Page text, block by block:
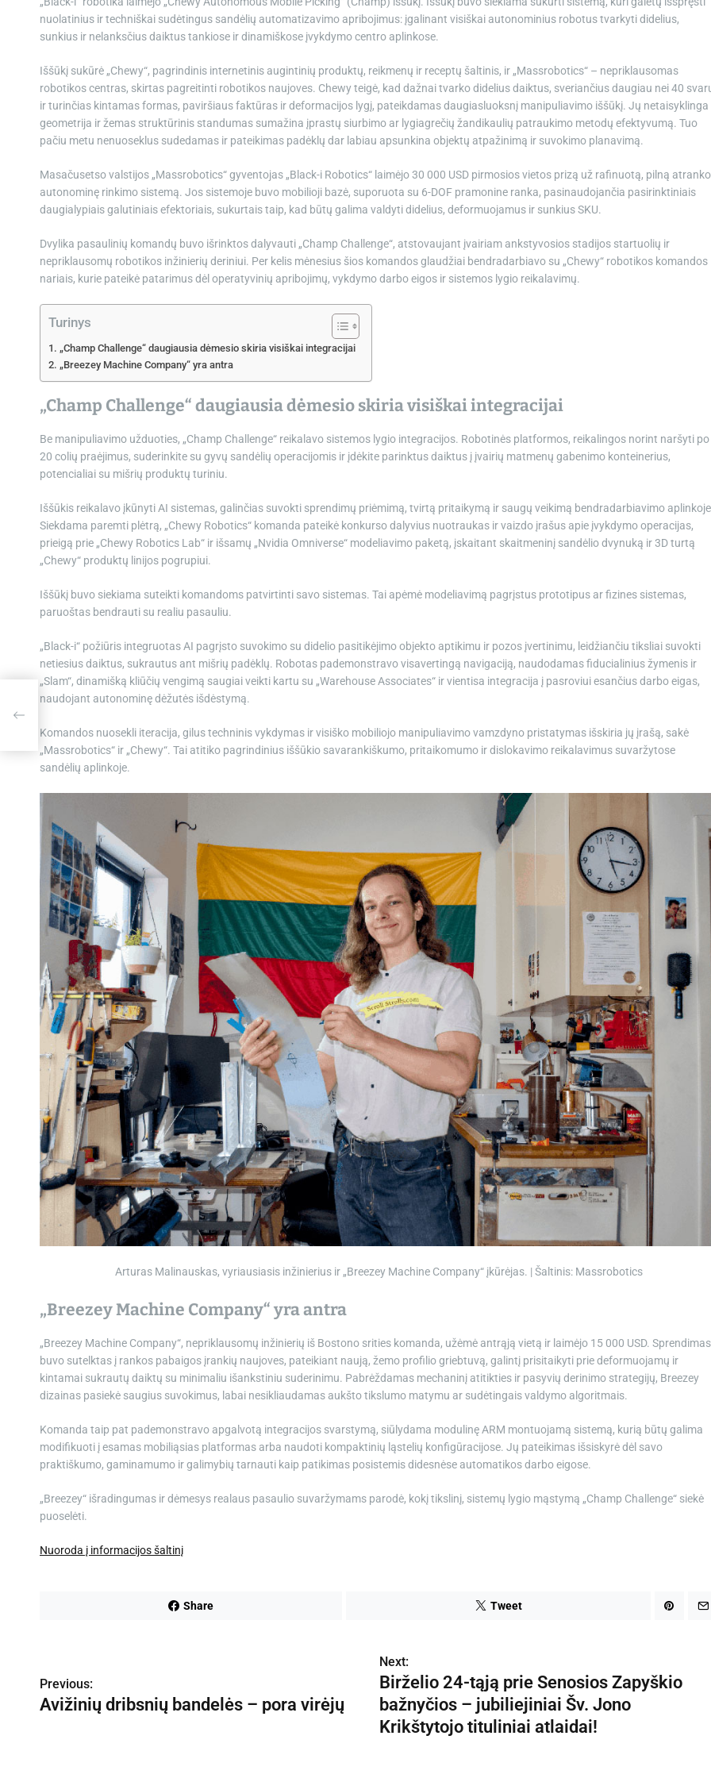
nuolatinius ir techniškai sudėtingus sandėlių automatizavimo apribojimus: įgalinant visiškai autonominius robotus tvarkyti didelius,
sunkius ir nelanksčius daiktus tankiose ir dinamiškose įvykdymo centro aplinkose.
Iššūkį sukūrė „Chewy“, pagrindinis internetinis augintinių produktų, reikmenų ir receptų šaltinis, ir „Massrobotics“ – nepriklausomas
robotikos centras, skirtas pagreitinti robotikos naujoves. Chewy teigė, kad dažnai tvarko didelius daiktus, sveriančius daugiau nei 40
ir turinčias kintamas formas, paviršiaus faktūras ir deformacijos lygį, pateikdamas daugiasluoksnį manipuliavimo iššūkį. Jų netaisyklinga
geometrija ir žemas struktūrinis standumas sumažina įprastų siurbimo ar lygiagrečių žandikaulių patraukimo metodų efektyvumą. Tuo
pačiu metu nenuoseklus sudedamas ir pateikimas padėklų dar labiau apsunkina objektų atpažinimą ir suvokimo planavimą.
Masačusetso valstijos „Massrobotics“ gyventojas „Black-i Robotics“ laimėjo 30 000 USD pirmosios vietos prizą už rafinuotą, pilną
autonominę rinkimo sistemą. Jos sistemoje buvo mobilioji bazė, suporuota su 6-DOF pramonine ranka, pasinaudojančia pasirinktiniais
daugialypiais galutiniais efektoriais, sukurtais taip, kad būtų galima valdyti didelius, deformuojamus ir sunkius SKU.
Dvylika pasaulinių komandų buvo išrinktos dalyvauti „Champ Challenge“, atstovaujant įvairiam ankstyvosios stadijos startuolių ir
nepriklausomų robotikos inžinierių deriniui. Per kelis mėnesius šios komandos glaudžiai bendradarbiavo su „Chewy“ robotikos komandos
nariais, kurie pateikė patarimus dėl operatyvinių apribojimų, vykdymo darbo eigos ir sistemos lygio reikalavimų.
Turinys
„Champ Challenge“ daugiausia dėmesio skiria visiškai integracijai
„Breezey Machine Company“ yra antra
„Champ Challenge“ daugiausia dėmesio skiria visiškai integracijai
Be manipuliavimo užduoties, „Champ Challenge“ reikalavo sistemos lygio integracijos. Robotinės platformos, reikalingos norint naršyti po
20 colių praėjimus, suderinkite su gyvų sandėlių operacijomis ir įdėkite parinktus daiktus į įvairių matmenų gabenimo konteinerius,
potencialiai su mišrių produktų turiniu.
Iššūkis reikalavo įkūnyti AI sistemas, galinčias suvokti sprendimų priėmimą, tvirtą pritaikymą ir saugų veikimą bendradarbiavimo
Siekdama paremti plėtrą, „Chewy Robotics“ komanda pateikė konkurso dalyvius nuotraukas ir vaizdo įrašus apie įvykdymo operacijas,
prieigą prie „Chewy Robotics Lab“ ir išsamų „Nvidia Omniverse“ modeliavimo paketą, įskaitant skaitmeninį sandėlio dvynuką ir 3D turtą
„Chewy“ produktų linijos pogrupiui.
Iššūkį buvo siekiama suteikti komandoms patvirtinti savo sistemas. Tai apėmė modeliavimą pagrįstus prototipus ar fizines sistemas,
paruoštas bendrauti su realiu pasauliu.
„Black-i“ požiūris integruotas AI pagrįsto suvokimo su didelio pasitikėjimo objekto aptikimu ir pozos įvertinimu, leidžiančiu tiksliai suvokti
netiesius daiktus, sukrautus ant mišrių padėklų. Robotas pademonstravo visavertingą navigaciją, naudodamas fiducialinius žymenis ir
„Slam“, dinamišką kliūčių vengimą saugiai veikti kartu su „Warehouse Associates“ ir vientisa integracija į pasroviui esančius darbo eigas,
naudojant autonominę dėžutės išdėstymą.
Komandos nuosekli iteracija, gilus techninis vykdymas ir visiško mobiliojo manipuliavimo vamzdyno pristatymas išskiria jų įrašą, sakė
„Massrobotics“ ir „Chewy“. Tai atitiko pagrindinius iššūkio savarankiškumo, pritaikomumo ir dislokavimo reikalavimus suvaržytose
sandėlių aplinkoje.
Arturas Malinauskas, vyriausiasis inžinierius ir „Breezey Machine Company“ įkūrėjas. | Šaltinis: Massrobotics
„Breezey Machine Company“ yra antra
„Breezey Machine Company“, nepriklausomų inžinierių iš Bostono srities komanda, užėmė antrąją vietą ir laimėjo 15 000 USD. Sprendimas
buvo sutelktas į rankos pabaigos įrankių naujoves, pateikiant naują, žemo profilio griebtuvą, galintį prisitaikyti prie deformuojamų ir
kintamai sukrautų daiktų su minimaliu išankstiniu suderinimu. Pabrėždamas mechaninį atitikties ir pasyvių derinimo strategijų, Breezey
dizainas pasiekė saugius suvokimus, labai nesikliaudamas aukšto tikslumo matymu ar sudėtingais valdymo algoritmais.
Komanda taip pat pademonstravo apgalvotą integracijos svarstymą, siūlydama modulinę ARM montuojamą sistemą, kurią būtų galima
modifikuoti į esamas mobiliąsias platformas arba naudoti kompaktinių ląstelių konfigūracijose. Jų pateikimas išsiskyrė dėl savo
praktiškumo, gaminamumo ir galimybių tarnauti kaip patikimas posistemis didesnėse automatikos darbo eigose.
„Breezey“ išradingumas ir dėmesys realaus pasaulio suvaržymams parodė, kokį tikslinį, sistemų lygio mąstymą „Champ Challenge“ siekė
puoselėti.
Nuoroda į informacijos šaltinį
Share Tweet
a
Previous:
Avižinių dribsnių bandelės – pora virėjų
Next:
Birželio 24-tąją prie Senosios Zapyškio
bažnyčios – jubiliejiniai Šv. Jono
Krikštytojo tituliniai atlaidai!